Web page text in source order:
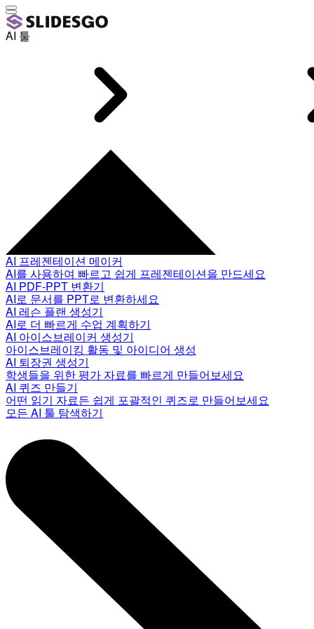
AI 툴
AI 프레젠테이션 메이커
AI를 사용하여 빠르고 쉽게 프레젠테이션을 만드세요
AI PDF-PPT 변환기
AI로 문서를 PPT로 변환하세요
AI 레슨 플랜 생성기
AI로 더 빠르게 수업 계획하기
AI 아이스브레이커 생성기
아이스브레이킹 활동 및 아이디어 생성
AI 퇴장권 생성기
학생들을 위한 평가 자료를 빠르게 만들어보세요
AI 퀴즈 만들기
어떤 읽기 자료든 쉽게 포괄적인 퀴즈로 만들어보세요
모든 AI 툴 탐색하기